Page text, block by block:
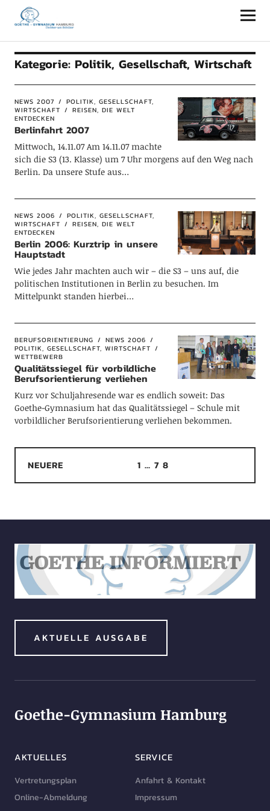
Goethe-Gymnasium Hamburg
Kategorie: Politik, Gesellschaft, Wirtschaft
NEWS 2007
POLITIK, GESELLSCHAFT,
WIRTSCHAFT
REISEN, DIE WELT
ENTDECKEN
Berlinfahrt 2007
Mittwoch, 14.11.07 Am 14.11.07 machte
sich die S3 (13. Klasse) um 7 Uhr morgens auf den Weg nach
Berlin. Da unsere Stufe aus…
NEWS 2006
POLITIK, GESELLSCHAFT,
WIRTSCHAFT
REISEN, DIE WELT
ENTDECKEN
Berlin 2006: Kurztrip in unsere
Hauptstadt
Wie jedes Jahr machten auch wir – die S3 – uns auf, die
politischen Institutionen in Berlin zu besuchen. Im
Mittelpunkt standen hierbei…
BERUFSORIENTIERUNG
NEWS 2006
POLITIK, GESELLSCHAFT, WIRTSCHAFT
WETTBEWERB
Qualitätssiegel für vorbildliche
Berufsorientierung verliehen
Kurz vor Schuljahresende war es endlich soweit: Das
Goethe-Gymnasium hat das Qualitätssiegel – Schule mit
vorbildlicher Berufsorientierung verliehen bekommen.
NEUERE 1 … 7 8
AKTUELLE AUSGABE
Goethe-Gymnasium Hamburg
AKTUELLES
Vertretungsplan
Online-Abmeldung
SERVICE
Anfahrt & Kontakt
Impressum